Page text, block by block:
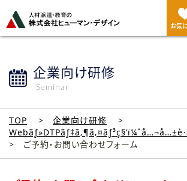
お気
企業向け研修
Seminar
TOP
企業向け研修
ご予約・お問い合わせフォーム
ジ
ト